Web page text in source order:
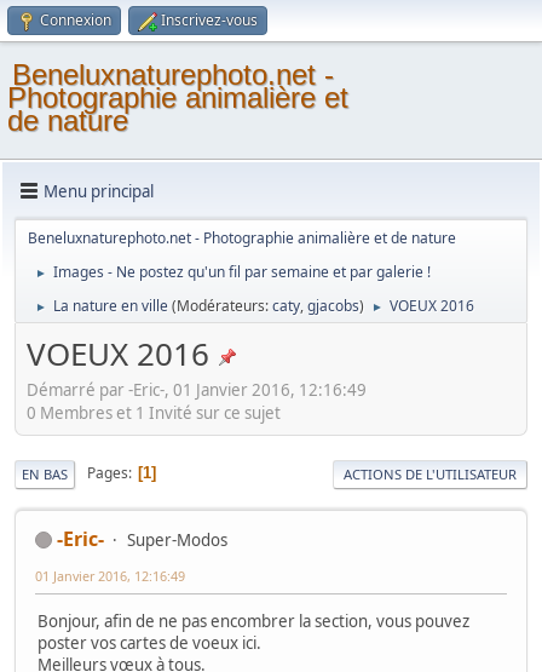
Connexion Inscrivez-vous
Beneluxnaturephoto.net -
Photographie animalière et
de nature
Menu principal
Beneluxnaturephoto.net - Photographie animalière et de nature
► Images - Ne postez qu'un fil par semaine et par galerie !
► La nature en ville(Modérateurs:caty,gjacobs) ► VOEUX 2016
VOEUX 2016
Démarré par -Eric-, 01 Janvier 2016, 12:16:49
0 Membres et 1 Invité sur ce sujet
EN BAS Pages 1 ACTIONS DE L'UTILISATEUR
-Eric- Super-Modos
01 Janvier 2016, 12:16:49
Bonjour, afin de ne pas encombrer la section, vous pouvez
poster vos cartes de voeux ici.
Meilleurs vœux à tous.